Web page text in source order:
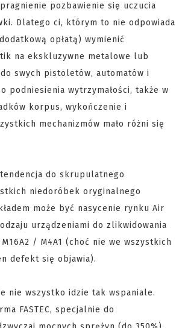
pozbawienie się uczucia
Dlatego ci, którym to nie odpowiada
opłatą) wymienić
na ekskluzywne metalowe lub
swych pistoletów, automatów i
podniesienia wytrzymałości, także w
korpus, wykończenie i
mechanizmów mało różni się
do skrupulatnego
niedoróbek oryginalnego
może być nasycenie rynku Air
urządzeniami do zlikwidowania
/ M4A1 (choć nie we wszystkich
defekt się objawia).
nie wszystko idzie tak wspaniale.
FASTEC, specjalnie do